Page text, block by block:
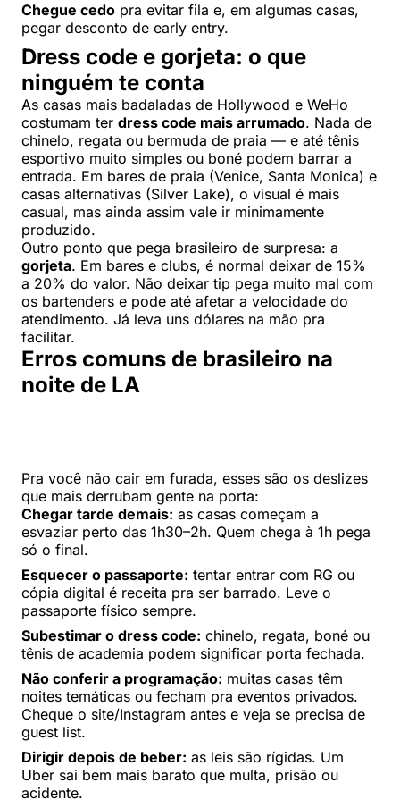
Chegue cedo pra evitar fila e, em algumas casas,
pegar desconto de early entry.
Dress code e gorjeta: o que
ninguém te conta
As casas mais badaladas de Hollywood e WeHo
costumam ter dress code mais arrumado. Nada de
chinelo, regata ou bermuda de praia — e até tênis
esportivo muito simples ou boné podem barrar a
entrada. Em bares de praia (Venice, Santa Monica) e
casas alternativas (Silver Lake), o visual é mais
casual, mas ainda assim vale ir minimamente
produzido.
Outro ponto que pega brasileiro de surpresa: a
gorjeta. Em bares e clubs, é normal deixar de 15%
a 20% do valor. Não deixar tip pega muito mal com
os bartenders e pode até afetar a velocidade do
atendimento. Já leva uns dólares na mão pra
facilitar.
Erros comuns de brasileiro na
noite de LA
Pra você não cair em furada, esses são os deslizes
que mais derrubam gente na porta:
Chegar tarde demais: as casas começam a
esvaziar perto das 1h30–2h. Quem chega à 1h pega
só o final.
Esquecer o passaporte: tentar entrar com RG ou
cópia digital é receita pra ser barrado. Leve o
passaporte físico sempre.
Subestimar o dress code: chinelo, regata, boné ou
tênis de academia podem significar porta fechada.
Não conferir a programação: muitas casas têm
noites temáticas ou fecham pra eventos privados.
Cheque o site/Instagram antes e veja se precisa de
guest list.
Dirigir depois de beber: as leis são rígidas. Um
Uber sai bem mais barato que multa, prisão ou
acidente.